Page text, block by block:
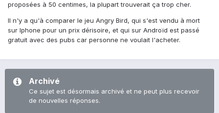
proposées à 50 centimes, la plupart trouverait ça trop cher.
Il n'y a qu'à comparer le jeu Angry Bird, qui s'est vendu à mort
sur Iphone pour un prix dérisoire, et qui sur Androïd est passé
gratuit avec des pubs car personne ne voulait l'acheter.
Archivé
Ce sujet est désormais archivé et ne peut plus recevoir
de nouvelles réponses.